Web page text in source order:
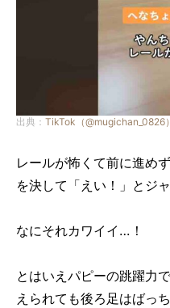
出典： TikTok（@mugichan_0826）
レールが怖くて前に進め
を決して 「えい！」とジ
なにそれカワイイ…！
とはいえパピーの跳躍力
えられても後ろ足はばっ